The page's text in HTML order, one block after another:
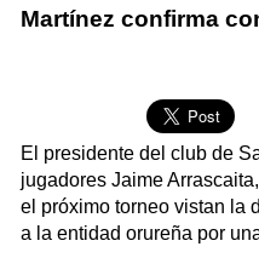
Martínez confirma
El presidente del club de
jugadores Jaime
el próximo torneo vistan la
a la entidad orureña por